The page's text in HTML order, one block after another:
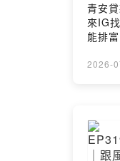
青安
來IG找詹哥聊聊⭐https://
能排
國際業主代表服務部董事 黃
2026-